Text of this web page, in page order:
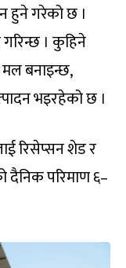
हुने गरेको छ ।
। कुहिने
मल बनाइन्छ,
भइरहेको छ ।
रिसेप्सन शेड र
दैनिक परिमाण ६–